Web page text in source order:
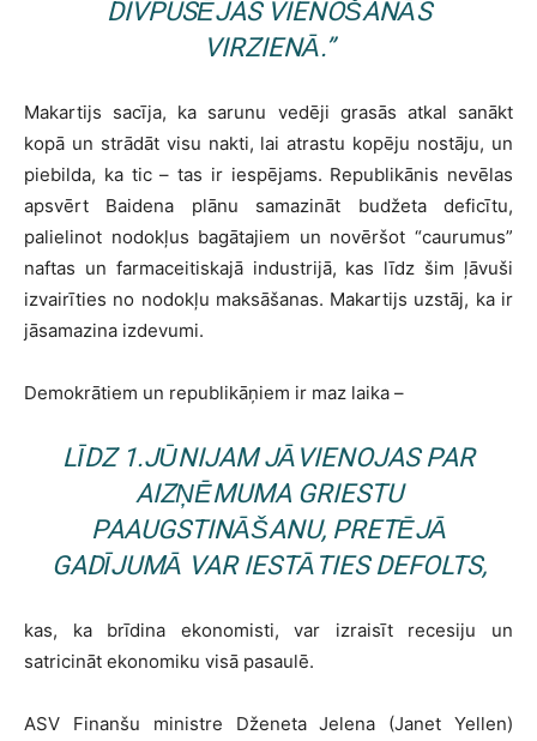
DIVPUSĒJAS VIENOŠANĀS
VIRZIENĀ.”
Makartijs sacīja, ka sarunu vedēji grasās atkal sanākt
kopā un strādāt visu nakti, lai atrastu kopēju nostāju, un
piebilda, ka tic – tas ir iespējams. Republikānis nevēlas
apsvērt Baidena plānu samazināt budžeta deficītu,
palielinot nodokļus bagātajiem un novēršot “caurumus”
naftas un farmaceitiskajā industrijā, kas līdz šim ļāvuši
izvairīties no nodokļu maksāšanas. Makartijs uzstāj, ka ir
jāsamazina izdevumi.
Demokrātiem un republikāņiem ir maz laika –
LĪDZ 1.JŪNIJAM JĀVIENOJAS PAR
AIZŅĒMUMA GRIESTU
PAAUGSTINĀŠANU, PRETĒJĀ
GADĪJUMĀ VAR IESTĀTIES DEFOLTS,
kas, ka brīdina ekonomisti, var izraisīt recesiju un
satricināt ekonomiku visā pasaulē.
ASV Finanšu ministre Dženeta Jelena (Janet Yellen)